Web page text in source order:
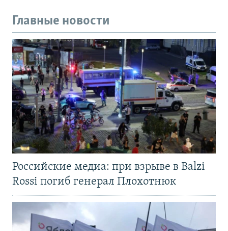
Главные новости
Российские медиа: при взрыве в Balzi
Rossi погиб генерал Плохотнюк